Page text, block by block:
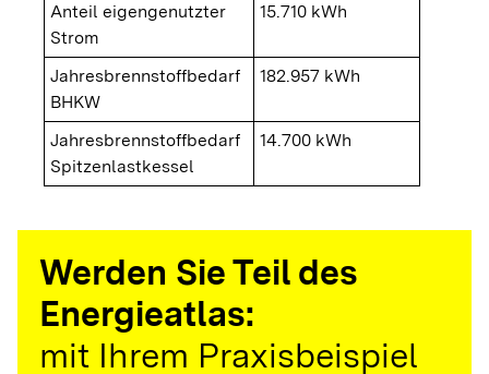
Anteil eigengenutzter
Strom
15.710 kWh
Jahresbrennstoffbedarf
BHKW
182.957 kWh
Jahresbrennstoffbedarf
Spitzenlastkessel
14.700 kWh
Werden Sie Teil des
Energieatlas:
mit Ihrem Praxisbeispiel